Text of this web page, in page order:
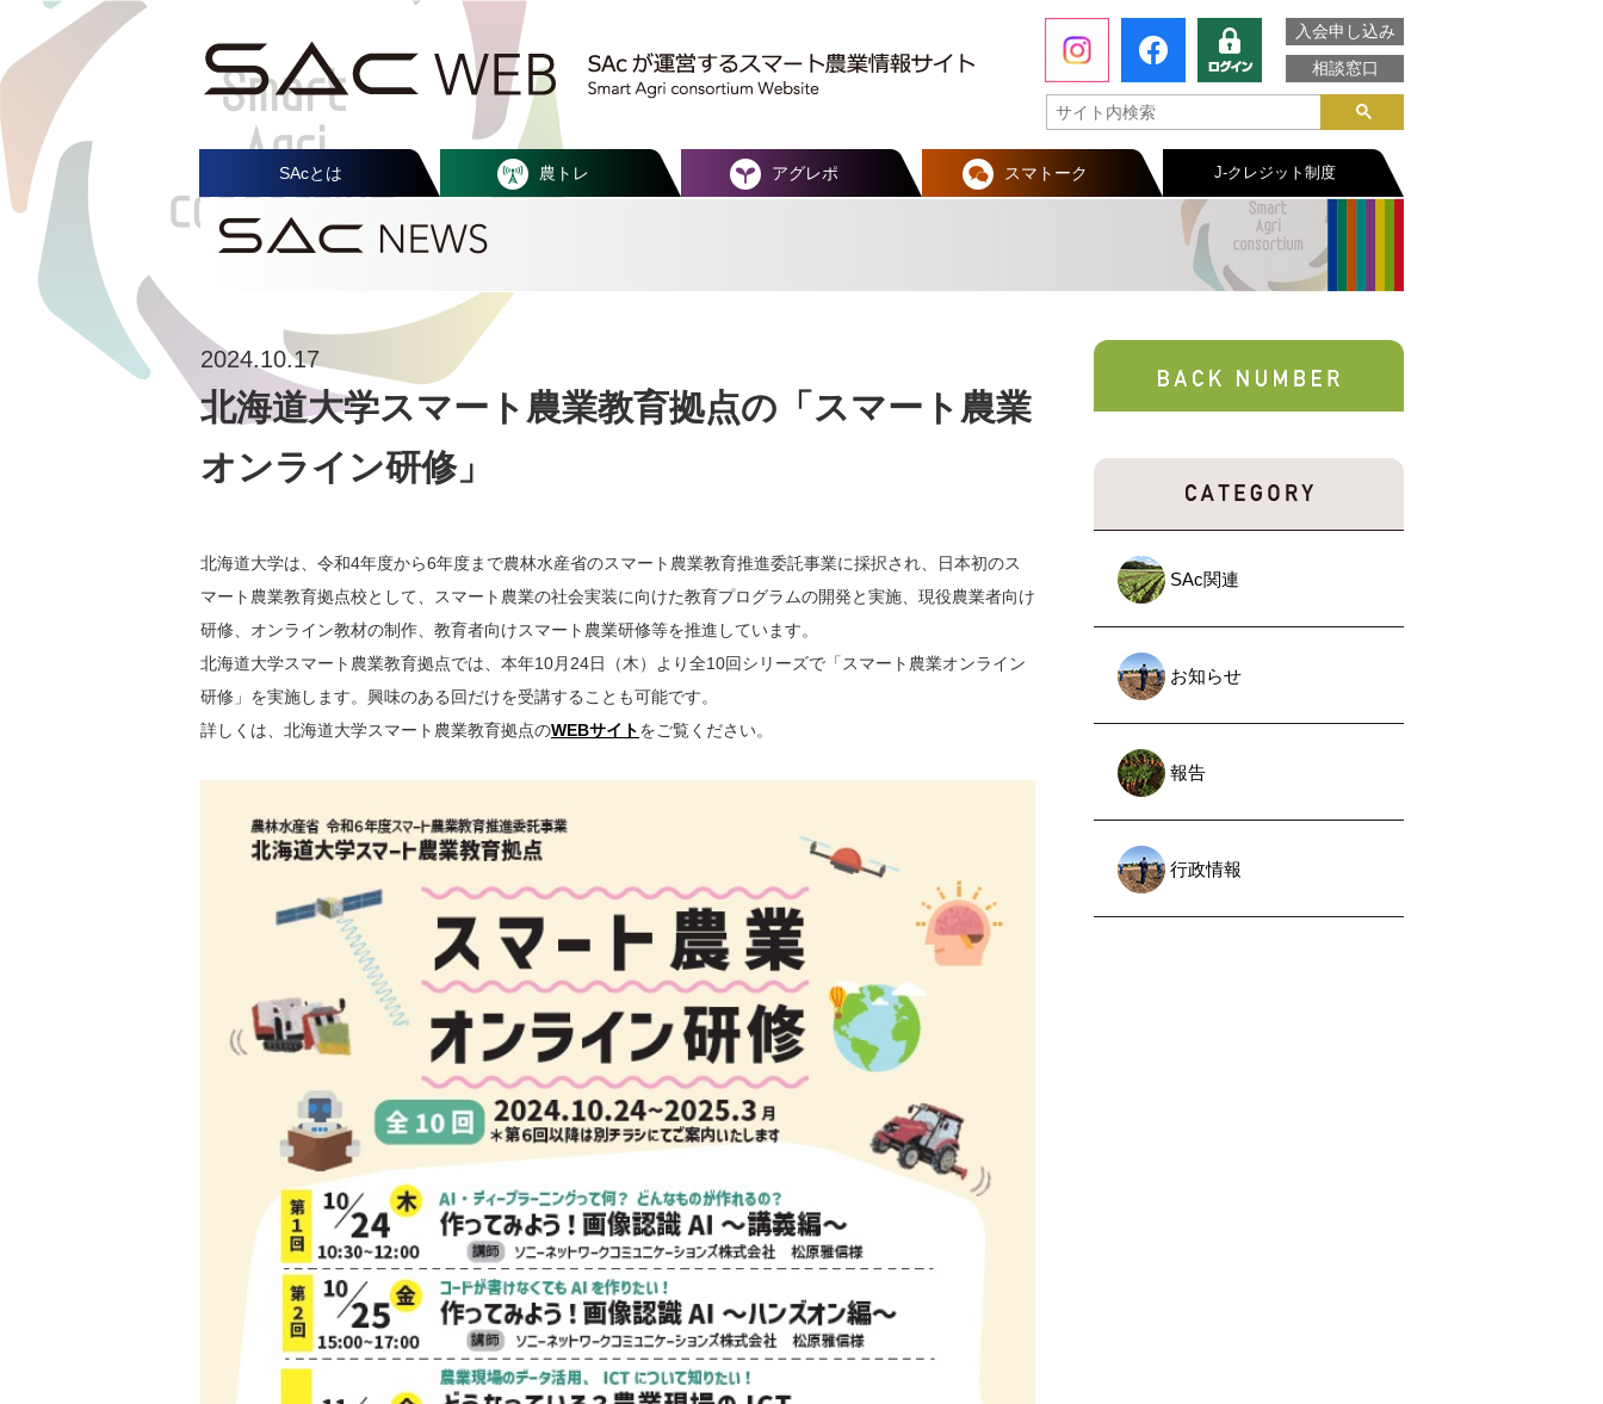
入会申し込み
相談窓口
SAcとは 農トレ アグレポ スマトーク J-クレジット制度
SAc関連
お知らせ
報告
行政情報
2024.10.17
北海道大学スマート農業教育拠点の「スマート農業
オンライン研修」
北海道大学は、令和4年度から6年度まで農林水産省のスマート農業教育推進委託事業に採択され、日本初のス
マート農業教育拠点校として、スマート農業の社会実装に向けた教育プログラムの開発と実施、現役農業者向け
研修、オンライン教材の制作、教育者向けスマート農業研修等を推進しています。
北海道大学スマート農業教育拠点では、本年10月24日（木）より全10回シリーズで「スマート農業オンライン
研修」を実施します。興味のある回だけを受講することも可能です。
詳しくは、北海道大学スマート農業教育拠点のWEBサイトをご覧ください。